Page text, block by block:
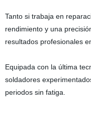
Tanto si trabaja en
rendimiento y una
resultados profesionales
Equipada con la última
soldadores
periodos sin fatiga.